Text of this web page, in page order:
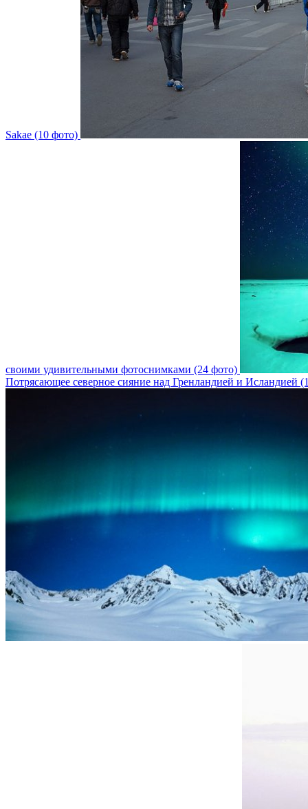
Sakae (10 фото)
своими удивительными фотоснимками (24 фото)
Потрясающее северное сияние над Гренландией и Исландией